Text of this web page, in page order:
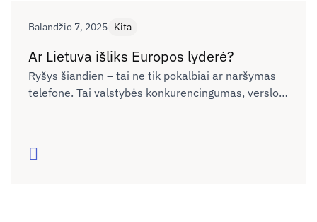
Balandžio 7, 2025 Kita
Ar Lietuva išliks Europos lyderė?
Ryšys šiandien – tai ne tik pokalbiai ar naršymas
telefone. Tai valstybės konkurencingumas, verslo
pakeisti?
Skaityti